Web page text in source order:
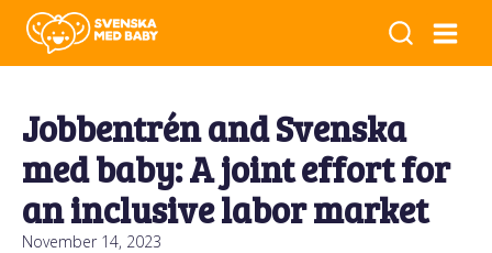
Jobbentrén and Svenska
med baby: A joint effort for
an inclusive labor market
November 14, 2023